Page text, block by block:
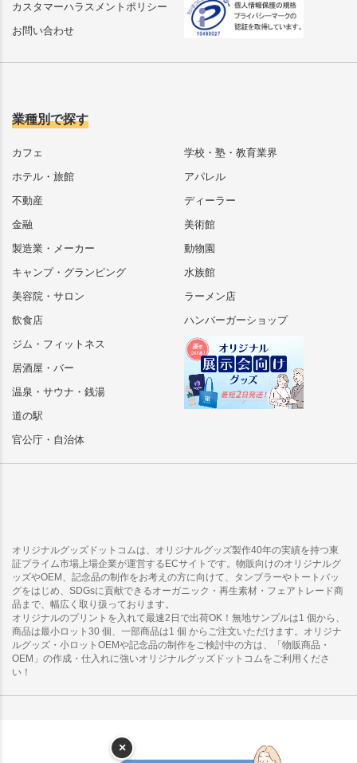
カスタマーハラスメントポリシー
お問い合わせ
業種別で探す
カフェ
ホテル・旅館
不動産
金融
製造業・メーカー
キャンプ・グランピング
美容院・サロン
飲食店
ジム・フィットネス
居酒屋・バー
温泉・サウナ・銭湯
道の駅
官公庁・自治体
学校・塾・教育業界
アパレル
ディーラー
美術館
動物園
水族館
ラーメン店
ハンバーガーショップ
オリジナルグッズドットコムは、オリジナルグッズ製作40年の実績を持つ東
証プライム市場上場企業が運営するECサイトです。物販向けのオリジナルグ
ッズやOEM、記念品の制作をお考えの方に向けて、タンブラーやトートバッ
グをはじめ、SDGsに貢献できるオーガニック・再生素材・フェアトレード商
品まで、幅広く取り扱っております。
オリジナルのプリントを入れて最速2日で出荷OK！無地サンプルは1 個から、
商品は最小ロット30 個、一部商品は1 個 からご注文いただけます。オリジナ
ルグッズ・小ロットOEMや記念品の制作をご検討中の方は、「物販商品・
OEM」の作成・仕入れに強いオリジナルグッズドットコムをご利用くださ
い！
×